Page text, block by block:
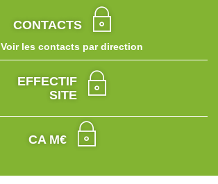
CONTACTS
Voir les contacts par direction
EFFECTIF
SITE
CA M€